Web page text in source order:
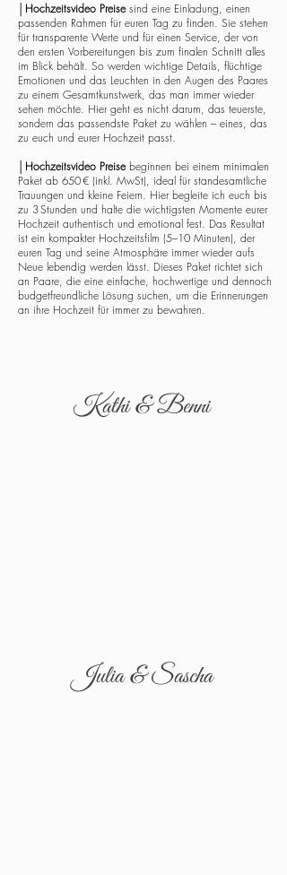
Hochzeitsvideo Preisesind eine Einladung, einen
passenden Rahmen für euren Tag zu finden. Sie stehen
für transparente Werte und für einen Service, der von
den ersten Vorbereitungen bis zum finalen Schnitt alles
im Blick behält. So werden wichtige Details, flüchtige
Emotionen und das Leuchten in den Augen des Paares
zu einem Gesamtkunstwerk, das man immer wieder
sehen möchte. Hier geht es nicht darum, das teuerste,
sondern das passendste Paket zu wählen – eines, das
zu euch und eurer Hochzeit passt.
Hochzeitsvideo Preisebeginnen bei einem minimalen
Paket ab 650 € (inkl. MwSt), ideal für standesamtliche
Trauungen und kleine Feiern. Hier begleite ich euch bis
zu 3 Stunden und halte die wichtigsten Momente eurer
Hochzeit authentisch und emotional fest. Das Resultat
ist ein kompakter Hochzeitsfilm (5–10 Minuten), der
euren Tag und seine Atmosphäre immer wieder aufs
Neue lebendig werden lässt. Dieses Paket richtet sich
an Paare, die eine einfache, hochwertige und dennoch
budgetfreundliche Lösung suchen, um die Erinnerungen
an ihre Hochzeit für immer zu bewahren.
Kathi & Benni
Julia & Sascha